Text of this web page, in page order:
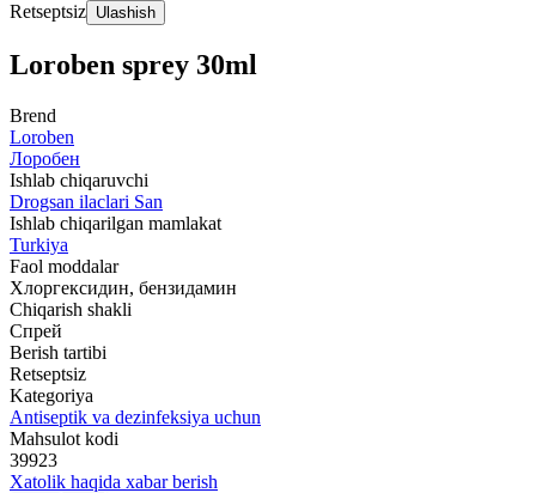
Retseptsiz Ulashish
Loroben sprey 30ml
Brend
Loroben
Лоробен
Ishlab chiqaruvchi
Drogsan ilaclari San
Ishlab chiqarilgan mamlakat
Turkiya
Faol moddalar
Хлоргексидин, бензидамин
Chiqarish shakli
Спрей
Berish tartibi
Retseptsiz
Kategoriya
Antiseptik va dezinfeksiya uchun
Mahsulot kodi
39923
Xatolik haqida xabar berish